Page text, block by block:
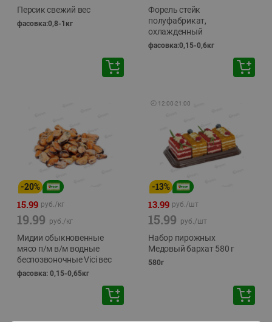
Персик свежий вес
фасовка:0,8-1кг
Форель стейк
полуфабрикат,
охлажденный
фасовка:0,15-0,6кг
-20%
15.99 руб./кг
19.99 руб./кг
Мидии обыкновенные
мясо п/м в/м водные
беспозвоночные Vici вес
фасовка: 0,15-0,65кг
🕘 12:00-21:00
-13%
13.99 руб./шт
15.99 руб./шт
Набор пирожных
Медовый бархат 580 г
580г